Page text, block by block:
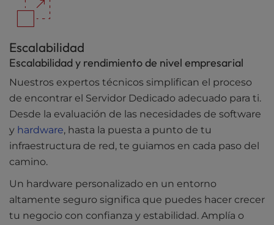
Escalabilidad
Escalabilidad y rendimiento de nivel empresarial
Nuestros expertos técnicos simplifican el proceso
de encontrar el Servidor Dedicado adecuado para ti.
Desde la evaluación de las necesidades de software
y hardware, hasta la puesta a punto de tu
infraestructura de red, te guiamos en cada paso del
camino.
Un hardware personalizado en un entorno
altamente seguro significa que puedes hacer crecer
tu negocio con confianza y estabilidad. Amplía o